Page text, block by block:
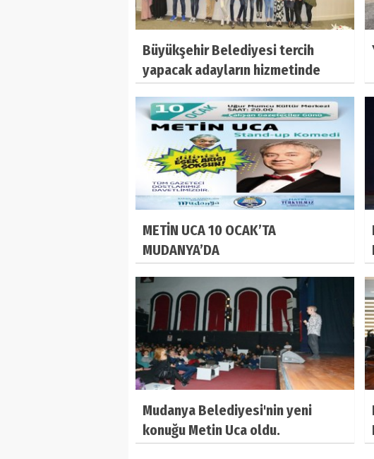
Büyükşehir Belediyesi tercih
yapacak adayların hizmetinde
METİN UCA 10 OCAK’TA
MUDANYA’DA
Mudanya Belediyesi'nin yeni
konuğu Metin Uca oldu.